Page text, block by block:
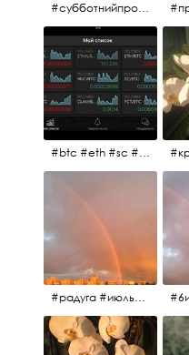
#субботнийпроменад #набережнаяканалагрибоедова #санктпетербург
#btc #eth #sc #xrp #etc #maid #sys #naut #strat #pasc #dash #xmr #nxt #usdt #ltc#lsk #zec #str #rep #coin #markets #bitcoin
#радуга #июльскоеутро #радугавовсёнебо #6июля2017